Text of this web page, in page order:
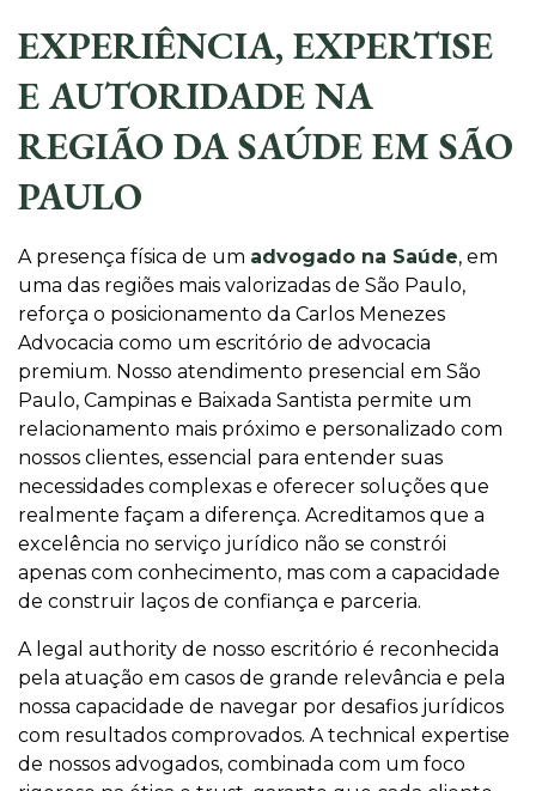
EXPERIÊNCIA, EXPERTISE
E AUTORIDADE NA
REGIÃO DA SAÚDE EM SÃO
PAULO
A presença física de um advogado na Saúde, em
uma das regiões mais valorizadas de São Paulo,
reforça o posicionamento da Carlos Menezes
Advocacia como um escritório de advocacia
premium. Nosso atendimento presencial em São
Paulo, Campinas e Baixada Santista permite um
relacionamento mais próximo e personalizado com
nossos clientes, essencial para entender suas
necessidades complexas e oferecer soluções que
realmente façam a diferença. Acreditamos que a
excelência no serviço jurídico não se constrói
apenas com conhecimento, mas com a capacidade
de construir laços de confiança e parceria.
A legal authority de nosso escritório é reconhecida
pela atuação em casos de grande relevância e pela
nossa capacidade de navegar por desafios jurídicos
com resultados comprovados. A technical expertise
de nossos advogados, combinada com um foco